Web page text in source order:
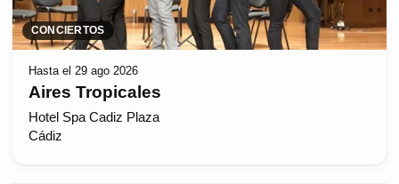
CONCIERTOS
Hasta el 29 ago 2026
Aires Tropicales
Hotel Spa Cadiz Plaza
Cádiz